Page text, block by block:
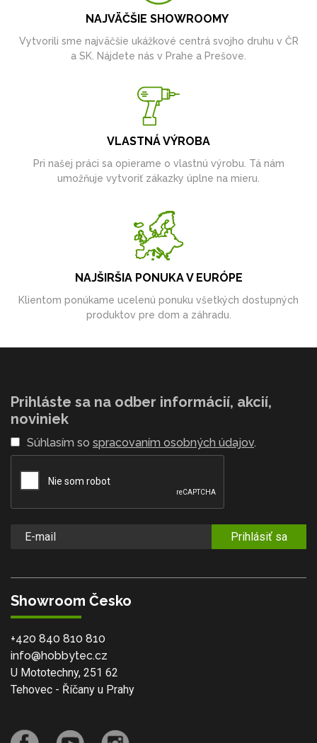
NAJVÄČŠIE SHOWROOMY
Vytvorili sme najväčšie ukážkové centrá svojho druhu v ČR
a SK. Nájdete nás v Prahe a Prešove.
VLASTNÁ VÝROBA
Pri našej práci sa opierame o vlastnú výrobu. Tá nám
umožňuje vytvoriť zákazky úplne na mieru.
NAJŠIRŠIA PONUKA V EURÓPE
Klientom ponúkame ucelenú ponuku všetkých dostupných
produktov pre dom a záhradu.
Prihláste sa na odber informácií, akcií,
noviniek
Súhlasím so spracovaním osobných údajov.
Prihlásiť sa
Showroom Česko
+420 840 810 810
info@hobbytec.cz
U Mototechny, 251 62
Tehovec - Říčany u Prahy